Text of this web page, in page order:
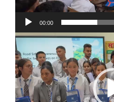
00:00
Video
Player